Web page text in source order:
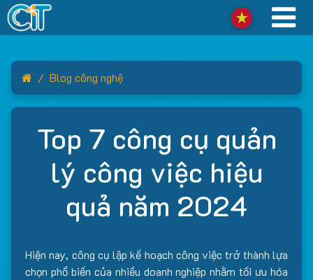
HomeBlog công nghệ
Top 7 công cụ quản
lý công việc hiệu
quả năm 2024
Hiện nay, công cụ lập kế hoạch công việc trở thành lựa
chọn phổ biến của nhiều doanh nghiệp nhằm tối ưu hóa